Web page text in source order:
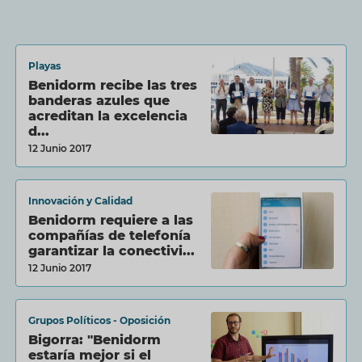
Playas
Benidorm recibe las tres
banderas azules que
acreditan la excelencia
d...
12 Junio 2017
Innovación y Calidad
Benidorm requiere a las
compañías de telefonía
garantizar la conectivi...
12 Junio 2017
Grupos Políticos - Oposición
Bigorra: "Benidorm
estaría mejor si el